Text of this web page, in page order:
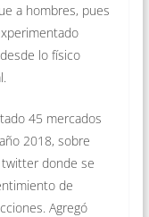
a hombres, pues
lo físico
45 mercados
2018, sobre
donde se
de
Agregó